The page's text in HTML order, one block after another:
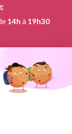
14h à 19h30
brève Vitré